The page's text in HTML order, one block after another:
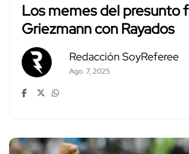
Los memes del presunto
Griezmann con Rayados
Redacción SoyReferee
Ago. 7, 2025